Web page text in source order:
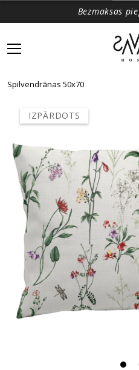
Bezmaksas
Spilvendrānas 50x70
IZPĀRDOTS